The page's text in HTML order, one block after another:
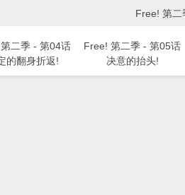
Free! 第二
二季 - 第04话
的翻身折返!
Free! 第二季 - 第05话
决意的抬头!